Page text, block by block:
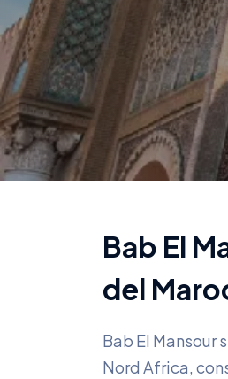
Bab El
del
Bab El Mansour
Nord Africa,